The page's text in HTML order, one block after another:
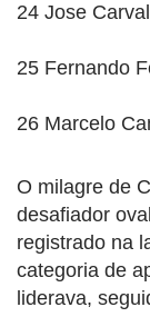
24 Jose
25 Fernando
26 Marcelo
O milagre de
desafiador
registrado na
categoria de
liderava,